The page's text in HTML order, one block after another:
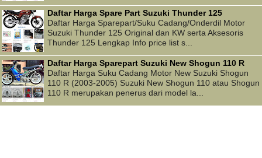
Daftar Harga Spare Part Suzuki Thunder 125
Daftar Harga Sparepart/Suku Cadang/Onderdil Motor
Suzuki Thunder 125 Original dan KW serta Aksesoris
Thunder 125 Lengkap Info price list s...
Daftar Harga Sparepart Suzuki New Shogun 110 R
Daftar Harga Suku Cadang Motor New Suzuki Shogun
110 R (2003-2005) Suzuki New Shogun 110 atau Shogun
110 R merupakan penerus dari model la...